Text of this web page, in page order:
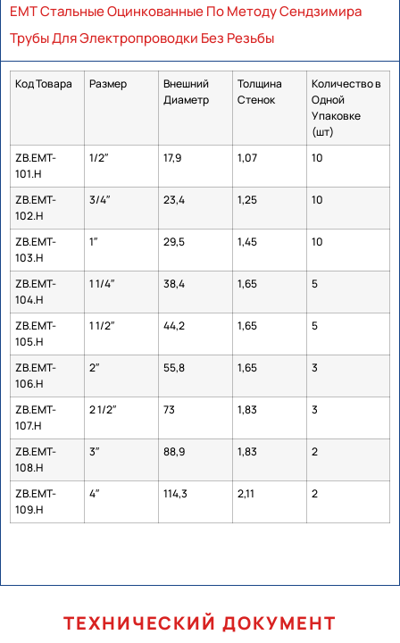
EMT Стальные Оцинкованные По Методу Сендзимира
Трубы Для Электропроводки Без Резьбы
Код Товара Размер
Внешний
Диаметр
Толщина
Стенок
Количество в
Одной
Упаковке
(шт)
ZB.EMT-
101.H
1/2″ 17,9 1,07 10
ZB.EMT-
102.H
3/4″ 23,4 1,25 10
ZB.EMT-
103.H
1″ 29,5 1,45 10
ZB.EMT-
104.H
1 1/4″ 38,4 1,65 5
ZB.EMT-
105.H
1 1/2″ 44,2 1,65 5
ZB.EMT-
106.H
2″ 55,8 1,65 3
ZB.EMT-
107.H
2 1/2″ 73 1,83 3
ZB.EMT-
108.H
3″ 88,9 1,83 2
ZB.EMT-
109.H
4″ 114,3 2,11 2
ТЕХНИЧЕСКИЙ ДОКУМЕНТ